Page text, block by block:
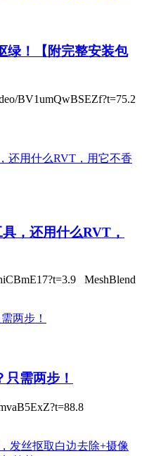
绿！【附完整安装包
BV1umQwBSEZf?t=75.2
，还用什么RVT，
MeshBlend
需两步！